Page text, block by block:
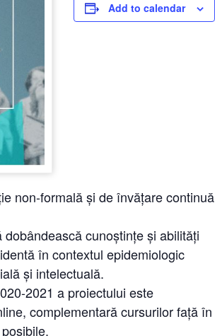
Add to calendar
non-formală și de învățare continuă
cunoștințe și abilități
în contextul epidemiologic
și intelectuală.
2021 a proiectului este
complementară cursurilor față în